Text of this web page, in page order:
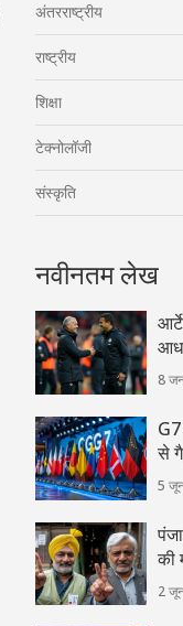
अंतरराष्ट्रीय
राष्ट्रीय
शिक्षा
टेक्नोलॉजी
संस्कृति
नवीनतम लेख
के
8
से
5
की
2